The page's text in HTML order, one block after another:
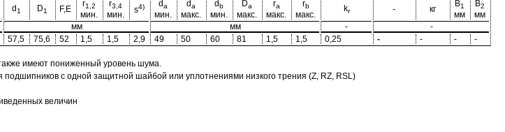
d1 D1 F,E
r1,2
мин.
r3,4
мин.
s4) da
мин.
da
макс.
d b
мин.
Da
макс.
ra
макс.
rb
макс.
kr - кг
B1
мм
B2
мм
мм мм -
-
57,5 75,6 52 1,5 1,5 2,9 49 50 60 81 1,5 1,5 0,25 - - - -
имеют пониженный уровень шума.
с одной защитной шайбой или уплотнениями низкого трения (Z, RZ, RSL)
величин